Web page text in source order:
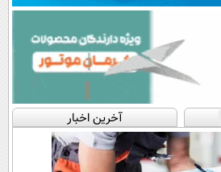
آخرین اخبار